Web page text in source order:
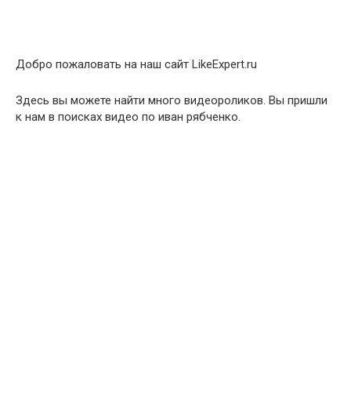
Добро пожаловать на наш сайт LikeExpert.ru
Здесь вы можете найти много видеороликов. Вы пришли
к нам в поисках видео по иван рябченко.